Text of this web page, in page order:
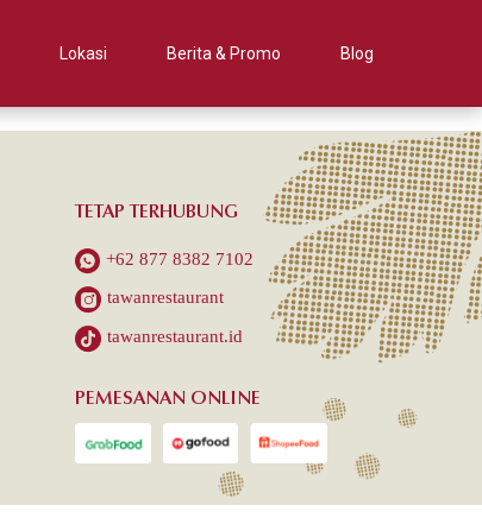
Lokasi Berita & Promo Blog
TETAP TERHUBUNG
+62 877 8382 7102
tawanrestaurant
tawanrestaurant.id
PEMESANAN ONLINE